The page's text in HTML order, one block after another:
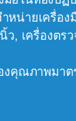
หน่ายเครื่อ
, เครื่องต
คุณภาพมา